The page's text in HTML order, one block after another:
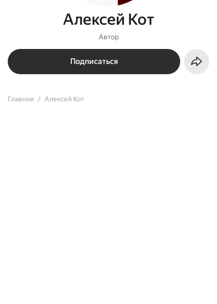
Алексей Кот
Автор
Подписаться
Главное Алексей Кот